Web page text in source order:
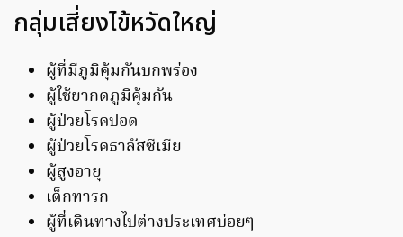
กลุ่มเสี่ยงไข้หวัดใหญ่
ผู้ที่มีภูมิคุ้มกันบกพร่อง
ผู้ใช้ยากดภูมิคุ้มกัน
ผู้ป่วยโรคปอด
ผู้ป่วยโรคธาลัสซีเมีย
ผู้สูงอายุ
เด็กทารก
ผู้ที่เดินทางไปต่างประเทศบ่อยๆ